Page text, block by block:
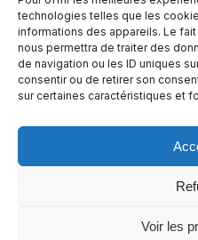
technologies telles que les
informations des appareils. Le
nous permettra de traiter des
de navigation ou les ID uniques
consentir ou de retirer son
sur certaines caractéristiques et
Voir les
qui vous mèneront à
regroupant une
importante pour
respectifs suivants :
5